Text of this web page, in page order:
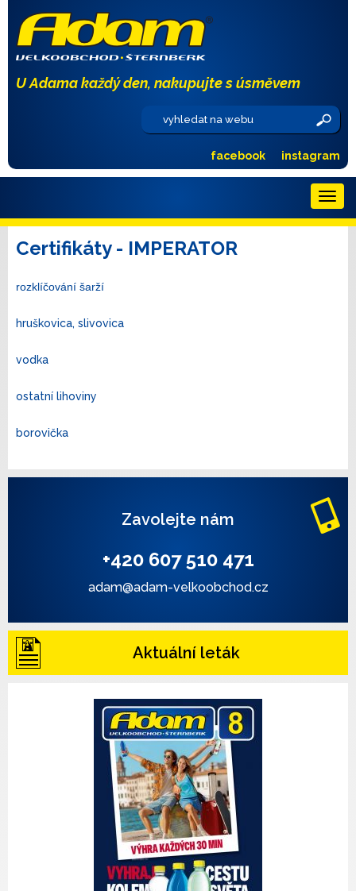
U Adama každý den, nakupujte s úsměvem
instagram
facebook
Menu
Certifikáty - IMPERATOR
rozklíčování šarží
hruškovica, slivovica
vodka
ostatní lihoviny
borovička
Zavolejte nám
+420 607 510 471
adam@adam-velkoobchod.cz
Aktuální leták